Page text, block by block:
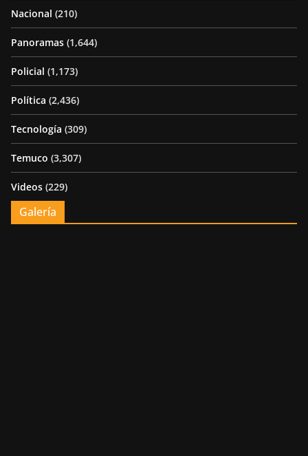
Nacional (210)
Panoramas (1,644)
Policial (1,173)
Política (2,436)
Tecnología (309)
Temuco (3,307)
Videos (229)
Galería